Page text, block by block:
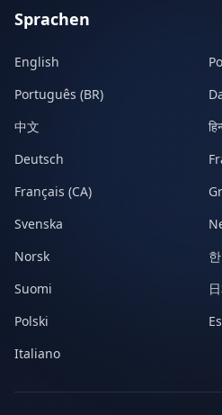
Sprachen
English
Português (BR)
中文
Deutsch
Français (CA)
Svenska
Norsk
Suomi
Polski
Italiano